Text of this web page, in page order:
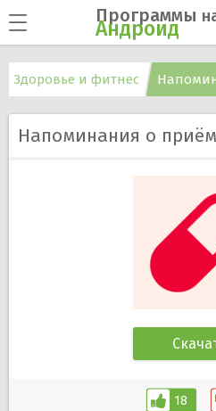
Программы
Андроид
Здоровье и фитнес
Напоминания о
18